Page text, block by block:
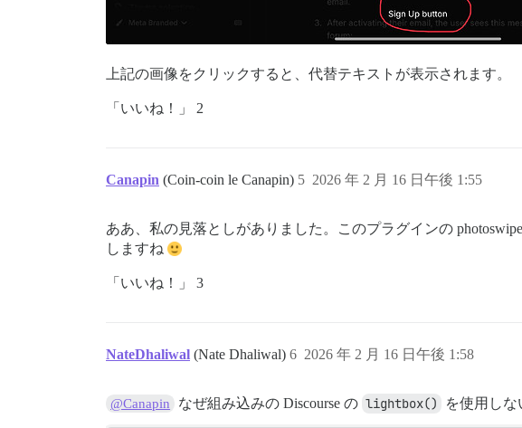
|`topic_gallery_excluded_categories`|category_list|`""`|トピック
|`topic_gallery_post_menu_button`|boolean|`true`|各投稿内に
上記の画像をクリックすると、代替テキストが表示されます。
「いいね！」 2
Canapin (Coin-coin le Canapin) 2026 年 2 月 16 日午後 1:55
5
ああ、私の見落としがありました。このプラグインの
しますね
「いいね！」 3
NateDhaliwal (Nate Dhaliwal) 2026 年 2 月 16 日午後 1:58
6
@Canapin なぜ組み込みの Discourse の lightbox() を使用しな